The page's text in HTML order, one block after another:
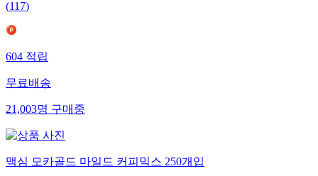
(117)
604적립
무료배송
21,003명구매중
맥심 모카골드 마일드 커피믹스 250개입